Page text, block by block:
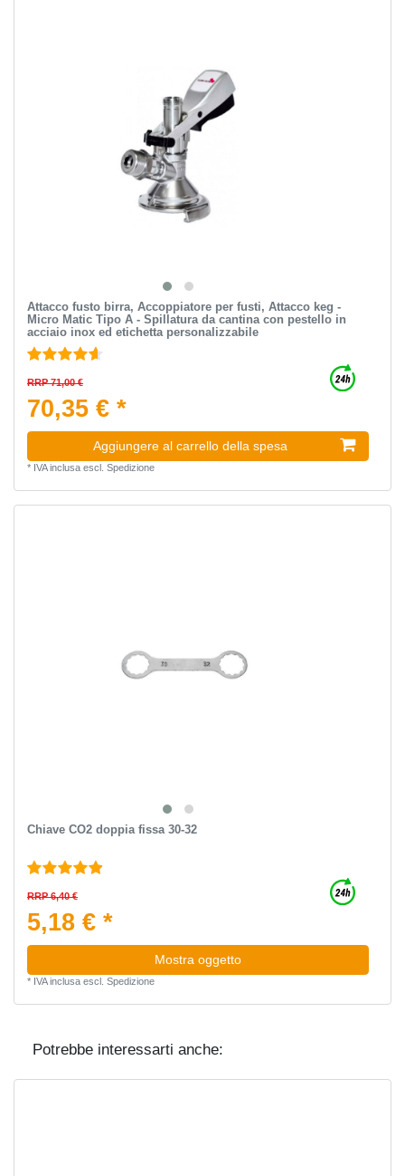
Attacco fusto birra, Accoppiatore per fusti, Attacco keg -
Micro Matic Tipo A - Spillatura da cantina con pestello in
acciaio inox ed etichetta personalizzabile
RRP 71,00 €
70,35 € *
Aggiungere al carrello della spesa
* IVA inclusaescl. Spedizione
Chiave CO2 doppia fissa 30-32
RRP 6,40 €
5,18 € *
Mostra oggetto
* IVA inclusaescl. Spedizione
Potrebbe interessarti anche: